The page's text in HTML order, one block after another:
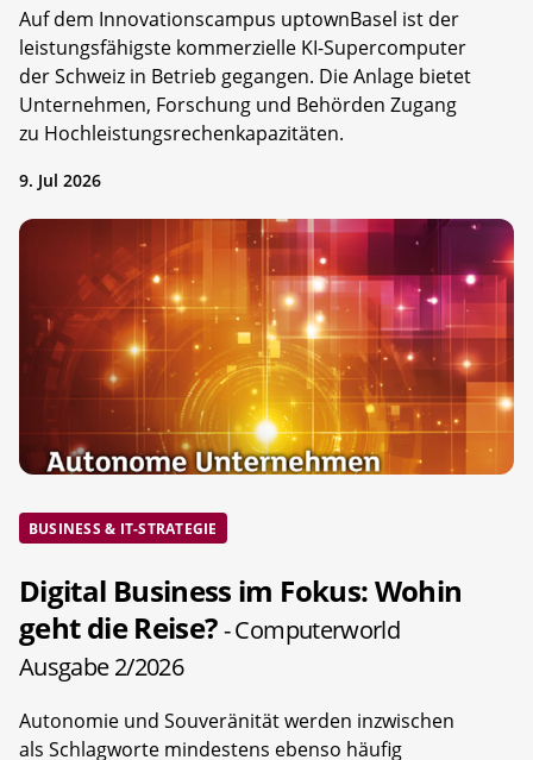
Auf dem Innovationscampus uptownBasel ist der
leistungsfähigste kommerzielle KI-Supercomputer
der Schweiz in Betrieb gegangen. Die Anlage bietet
Unternehmen, Forschung und Behörden Zugang
zu Hochleistungsrechenkapazitäten.
9. Jul 2026
BUSINESS & IT-STRATEGIE
Digital Business im Fokus: Wohin
geht die Reise?- Computerworld
Ausgabe 2/2026
Autonomie und Souveränität werden inzwischen
als Schlagworte mindestens ebenso häufig